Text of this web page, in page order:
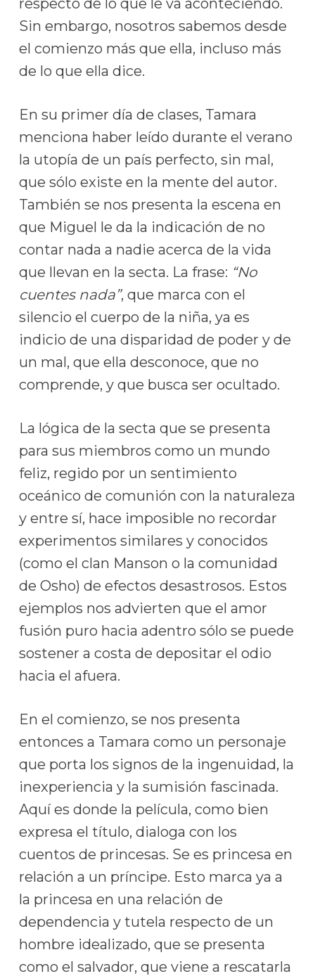
respecto de lo que le va aconteciendo.
Sin embargo, nosotros sabemos desde
el comienzo más que ella, incluso más
de lo que ella dice.
En su primer día de clases, Tamara
menciona haber leído durante el verano
la utopía de un país perfecto, sin mal,
que sólo existe en la mente del autor.
También se nos presenta la escena en
que Miguel le da la indicación de no
contar nada a nadie acerca de la vida
que llevan en la secta. La frase: “No
cuentes nada”, que marca con el
silencio el cuerpo de la niña, ya es
indicio de una disparidad de poder y de
un mal, que ella desconoce, que no
comprende, y que busca ser ocultado.
La lógica de la secta que se presenta
para sus miembros como un mundo
feliz, regido por un sentimiento
oceánico de comunión con la naturaleza
y entre sí, hace imposible no recordar
experimentos similares y conocidos
(como el clan Manson o la comunidad
de Osho) de efectos desastrosos. Estos
ejemplos nos advierten que el amor
fusión puro hacia adentro sólo se puede
sostener a costa de depositar el odio
hacia el afuera.
En el comienzo, se nos presenta
entonces a Tamara como un personaje
que porta los signos de la ingenuidad, la
inexperiencia y la sumisión fascinada.
Aquí es donde la película, como bien
expresa el título, dialoga con los
cuentos de princesas. Se es princesa en
relación a un príncipe. Esto marca ya a
la princesa en una relación de
dependencia y tutela respecto de un
hombre idealizado, que se presenta
como el salvador, que viene a rescatarla